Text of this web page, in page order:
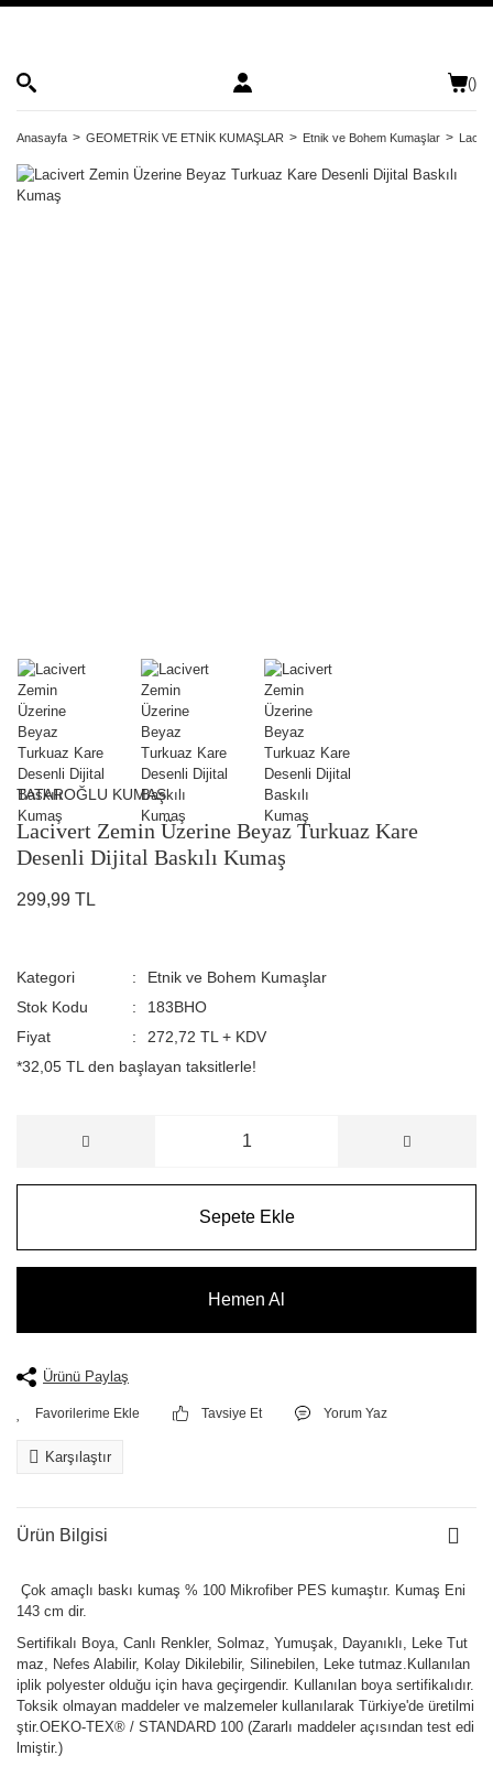
()
Anasayfa GEOMETRİK VE ETNİK KUMAŞLAR Etnik ve Bohem Kumaşlar
TATAROĞLU KUMAŞ
Lacivert Zemin Üzerine Beyaz Turkuaz Kare
Desenli Dijital Baskılı Kumaş
299,99 TL
Kategori
Etnik ve Bohem Kumaşlar
Stok Kodu
183BHO
Fiyat
272,72 TL + KDV
*32,05 TL den başlayan taksitlerle!
Sepete Ekle
Hemen Al
Ürünü Paylaş
Tavsiye Et Yorum Yaz
Karşılaştır
Ürün Bilgisi
Çok amaçlı baskı kumaş % 100 Mikrofiber PES kumaştır. Kumaş Eni
143 cm dir.
Sertifikalı Boya, Canlı Renkler, Solmaz, Yumuşak, Dayanıklı, Leke Tut
maz, Nefes Alabilir, Kolay Dikilebilir, Silinebilen, Leke tutmaz.Kullanılan
iplik polyester olduğu için hava geçirgendir. Kullanılan boya sertifikalıdır.
Toksik olmayan maddeler ve malzemeler kullanılarak Türkiye'de üretilmi
ştir.OEKO-TEX® / STANDARD 100 (Zararlı maddeler açısından test edi
lmiştir.)